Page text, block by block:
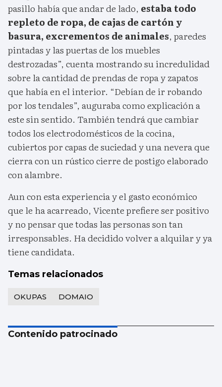
pasillo había que andar de lado, estaba todo
repleto de ropa, de cajas de cartón y
basura, excrementos de animales, paredes
pintadas y las puertas de los muebles
destrozadas”, cuenta mostrando su incredulidad
sobre la cantidad de prendas de ropa y zapatos
que había en el interior. “Debían de ir robando
por los tendales”, auguraba como explicación a
este sin sentido. También tendrá que cambiar
todos los electrodomésticos de la cocina,
cubiertos por capas de suciedad y una nevera que
cierra con un rústico cierre de postigo elaborado
con alambre.
Aun con esta experiencia y el gasto económico
que le ha acarreado, Vicente prefiere ser positivo
y no pensar que todas las personas son tan
irresponsables. Ha decidido volver a alquilar y ya
tiene candidata.
Temas relacionados
OKUPAS DOMAIO
Contenido patrocinado